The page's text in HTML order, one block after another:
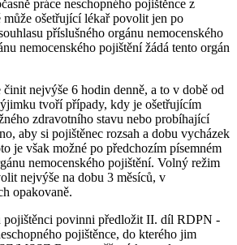
práce neschopného pojištěnce z
ošetřující lékař povolit jen po
příslušného orgánu nemocenského
nemocenského pojištění žádá tento orgán
nejvýše 6 hodin denně, a to v době od
tvoří případy, kdy je ošetřujícím
zdravotního stavu nebo probíhající
aby si pojištěnec rozsah a dobu vycházek
je však možné po předchozím písemném
nemocenského pojištění. Volný režim
nejvýše na dobu 3 měsíců, v
opakovaně.
pojištěnci povinni předložit II. díl RDPN -
pojištěnce, do kterého jim